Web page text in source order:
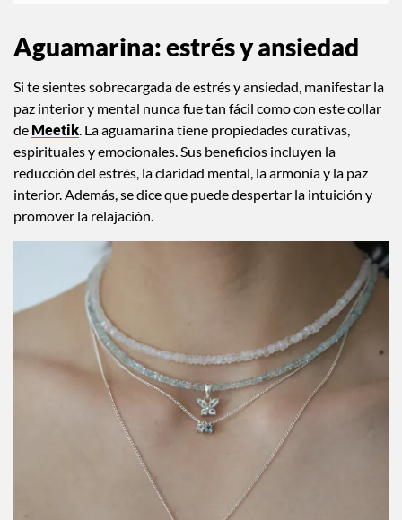
Aguamarina: estrésy ansiedad
Si te sientes sobrecargada de estrés y ansiedad, manifestar la
paz interior y mental nunca fue tan fácil como con este collar
de Meetik. La aguamarina tiene propiedades curativas,
espirituales y emocionales. Sus beneficios incluyen la
reducción del estrés, la claridad mental, la armonía y la paz
interior. Además, se dice que puede despertar la intuición y
promover la relajación.